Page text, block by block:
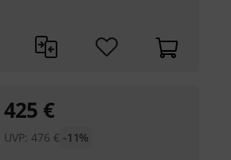
425 €
UVP:476 € -11%